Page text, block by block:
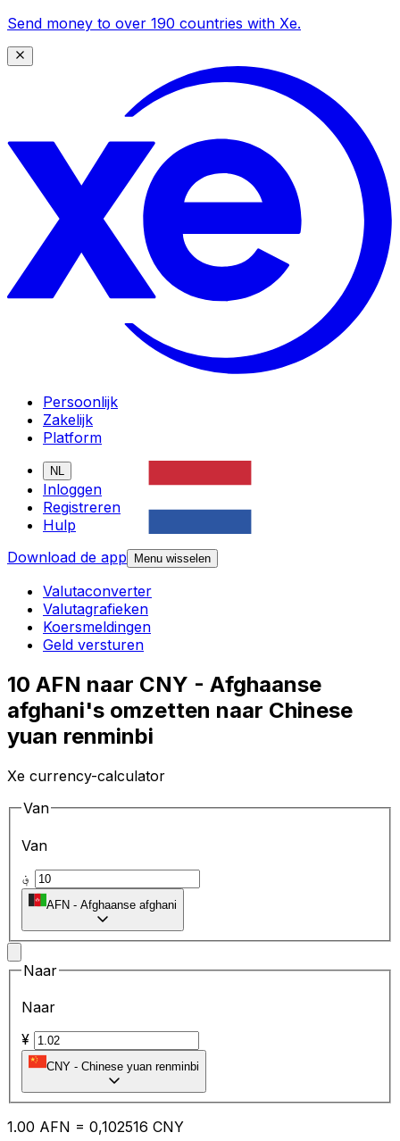
Send money to over 190 countries with Xe.
Persoonlijk
Zakelijk
Platform
NL
Inloggen
Registreren
Hulp
Download de app
Menu wisselen
Valutaconverter
Valutagrafieken
Koersmeldingen
Geld versturen
10 AFN naar CNY - Afghaanse
afghani's omzetten naar Chinese
yuan renminbi
Xe currency-calculator
Van
Van
AFN - Afghaanse afghani
Naar
Naar
¥
CNY - Chinese yuan renminbi
1.00 AFN = 0,102516 CNY